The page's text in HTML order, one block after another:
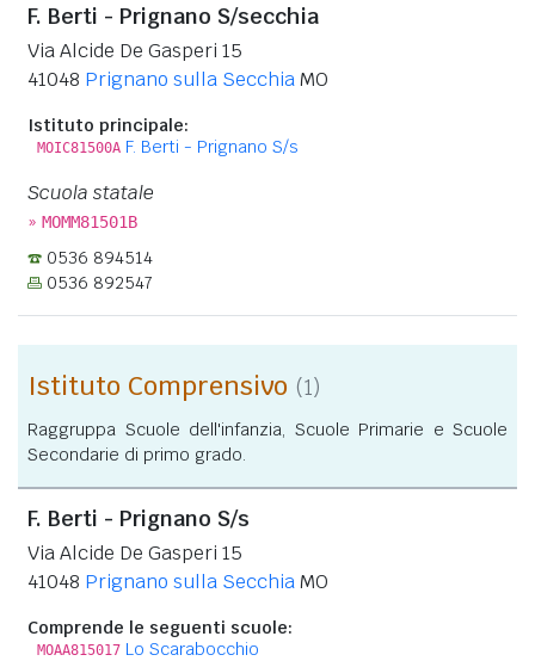
F. Berti - Prignano S/secchia
Via Alcide De Gasperi 15
41048 Prignano sulla SecchiaMO
Istituto principale:
MOIC81500A F. Berti - Prignano S/s
Scuola statale
» MOMM81501B
0536 894514
0536 892547
Istituto Comprensivo (1)
Raggruppa Scuole dell'infanzia, Scuole Primarie e Scuole
Secondarie di primo grado.
F. Berti - Prignano S/s
Via Alcide De Gasperi 15
41048 Prignano sulla SecchiaMO
Comprende le seguenti scuole:
MOAA815017 Lo Scarabocchio